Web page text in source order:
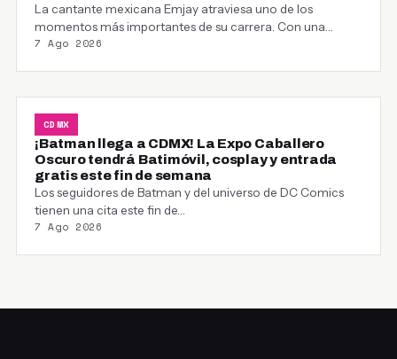
La cantante mexicana Emjay atraviesa uno de los
momentos más importantes de su carrera. Con una…
7 Ago 2026
CDMX
¡Batman llega a CDMX! La Expo Caballero
Oscuro tendrá Batimóvil, cosplay y entrada
gratis este fin de semana
Los seguidores de Batman y del universo de DC Comics
tienen una cita este fin de…
7 Ago 2026